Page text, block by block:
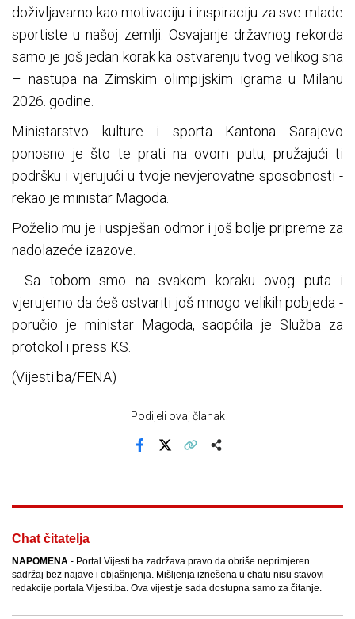
doživljavamo kao motivaciju i inspiraciju za sve mlade
sportiste u našoj zemlji. Osvajanje državnog rekorda
samo je još jedan korak ka ostvarenju tvog velikog sna
– nastupa na Zimskim olimpijskim igrama u Milanu
2026. godine.
Ministarstvo kulture i sporta Kantona Sarajevo
ponosno je što te prati na ovom putu, pružajući ti
podršku i vjerujući u tvoje nevjerovatne sposobnosti -
rekao je ministar Magoda.
Poželio mu je i uspješan odmor i još bolje pripreme za
nadolazeće izazove.
- Sa tobom smo na svakom koraku ovog puta i
vjerujemo da ćeš ostvariti još mnogo velikih pobjeda -
poručio je ministar Magoda, saopćila je Služba za
protokol i press KS.
(Vijesti.ba/FENA)
Podijeli ovaj članak
Chat čitatelja
NAPOMENA - Portal Vijesti.ba zadržava pravo da obriše neprimjeren
sadržaj bez najave i objašnjenja. Mišljenja iznešena u chatu nisu stavovi
redakcije portala Vijesti.ba. Ova vijest je sada dostupna samo za čitanje.